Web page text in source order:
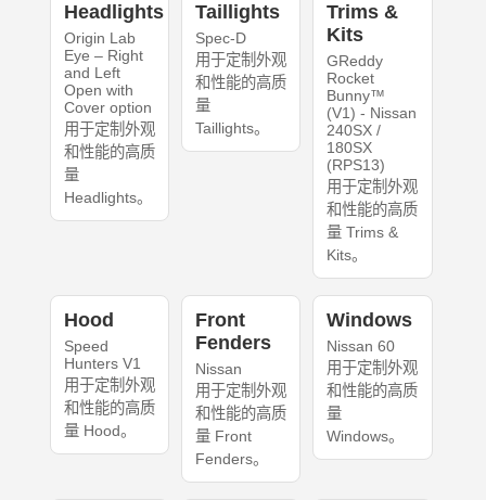
Headlights
Origin Lab
Eye – Right
and Left
Open with
Cover option
用于定制外观
和性能的高质
量
Headlights。
Taillights
Spec-D
用于定制外观
和性能的高质
量
Taillights。
Trims &
Kits
GReddy
Rocket
Bunny™
(V1) - Nissan
240SX /
180SX
(RPS13)
用于定制外观
和性能的高质
量 Trims &
Kits。
Hood
Speed
Hunters V1
用于定制外观
和性能的高质
量 Hood。
Front
Fenders
Nissan
用于定制外观
和性能的高质
量 Front
Fenders。
Windows
Nissan 60
用于定制外观
和性能的高质
量
Windows。